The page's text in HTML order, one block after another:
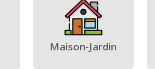
Maison-Jardin